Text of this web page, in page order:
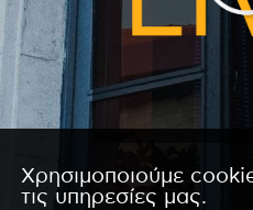
Χρησιμοποιούμε
τις υπηρεσίες μας.